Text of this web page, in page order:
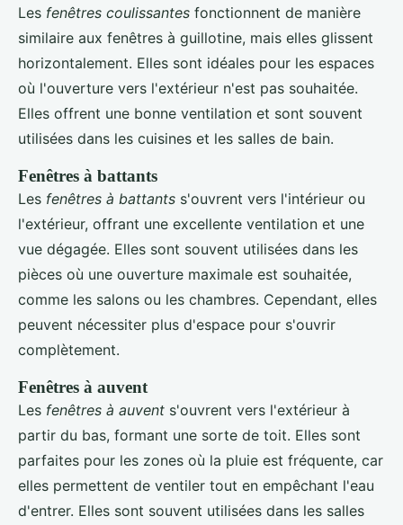
Les fenêtres coulissantes fonctionnent de manière
similaire aux fenêtres à guillotine, mais elles glissent
horizontalement. Elles sont idéales pour les espaces
où l'ouverture vers l'extérieur n'est pas souhaitée.
Elles offrent une bonne ventilation et sont souvent
utilisées dans les cuisines et les salles de bain.
Fenêtres à battants
Les fenêtres à battants s'ouvrent vers l'intérieur ou
l'extérieur, offrant une excellente ventilation et une
vue dégagée. Elles sont souvent utilisées dans les
pièces où une ouverture maximale est souhaitée,
comme les salons ou les chambres. Cependant, elles
peuvent nécessiter plus d'espace pour s'ouvrir
complètement.
Fenêtres à auvent
Les fenêtres à auvent s'ouvrent vers l'extérieur à
partir du bas, formant une sorte de toit. Elles sont
parfaites pour les zones où la pluie est fréquente, car
elles permettent de ventiler tout en empêchant l'eau
d'entrer. Elles sont souvent utilisées dans les salles